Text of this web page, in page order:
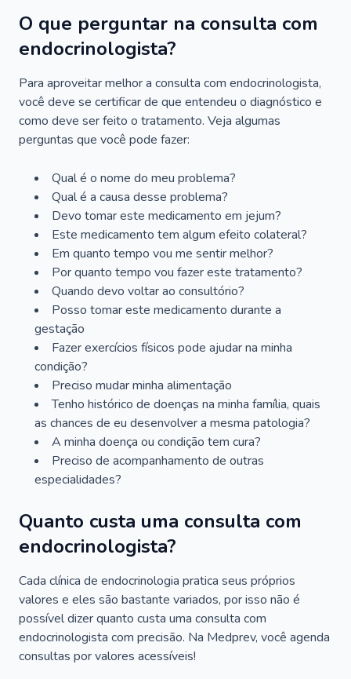
O que perguntar na consulta com
endocrinologista?
Para aproveitar melhor a consulta com endocrinologista,
você deve se certificar de que entendeu o diagnóstico e
como deve ser feito o tratamento. Veja algumas
perguntas que você pode fazer:
Qual é o nome do meu problema?
Qual é a causa desse problema?
Devo tomar este medicamento em jejum?
Este medicamento tem algum efeito colateral?
Em quanto tempo vou me sentir melhor?
Por quanto tempo vou fazer este tratamento?
Quando devo voltar ao consultório?
Posso tomar este medicamento durante a
gestação
Fazer exercícios físicos pode ajudar na minha
condição?
Preciso mudar minha alimentação
Tenho histórico de doenças na minha família, quais
as chances de eu desenvolver a mesma patologia?
A minha doença ou condição tem cura?
Preciso de acompanhamento de outras
especialidades?
Quanto custa uma consulta com
endocrinologista?
Cada clínica de endocrinologia pratica seus próprios
valores e eles são bastante variados, por isso não é
possível dizer quanto custa uma consulta com
endocrinologista com precisão. Na Medprev, você agenda
consultas por valores acessíveis!